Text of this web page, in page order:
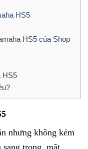
HS5
HS5 của Shop
HS5
nhưng không kém